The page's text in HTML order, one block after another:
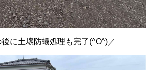
に土壌防蟻処理も完了(^O^)／